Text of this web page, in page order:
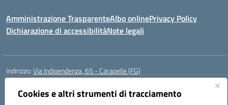
Cookies e altri strumenti di tracciamento
Amministrazione TrasparenteAlbo onlinePrivacy Policy
Dichiarazione di accessibilitàNote legali
Indirizzo:Via Indipendenza, 65 - Carapelle (FG)
Centralino:
Posta elettronica certificata (PEC):fgic822001@pec.istruzione.it